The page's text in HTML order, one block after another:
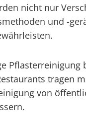
nicht nur
und -
von